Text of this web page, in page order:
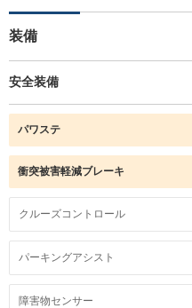
装備
安全装備
パワステ
衝突被害軽減ブレーキ
クルーズコントロール
パーキングアシスト
障害物センサー